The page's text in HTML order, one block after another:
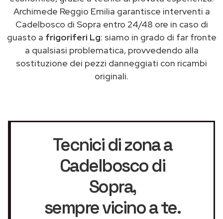
Archimede Reggio Emilia garantisce interventi a
Cadelbosco di Sopra entro 24/48 ore in caso di
guasto a frigoriferi Lg: siamo in grado di far fronte
a qualsiasi problematica, provvedendo alla
sostituzione dei pezzi danneggiati con ricambi
originali.
Tecnici di zona a
Cadelbosco di
Sopra,
sempre vicino a te.